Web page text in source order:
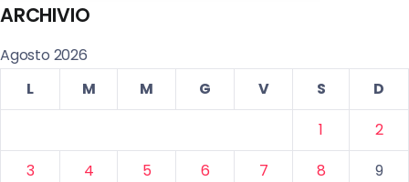
ARCHIVIO
Agosto 2026
L
M M G V S
D
1
2
3
4 5 6 7 8
9